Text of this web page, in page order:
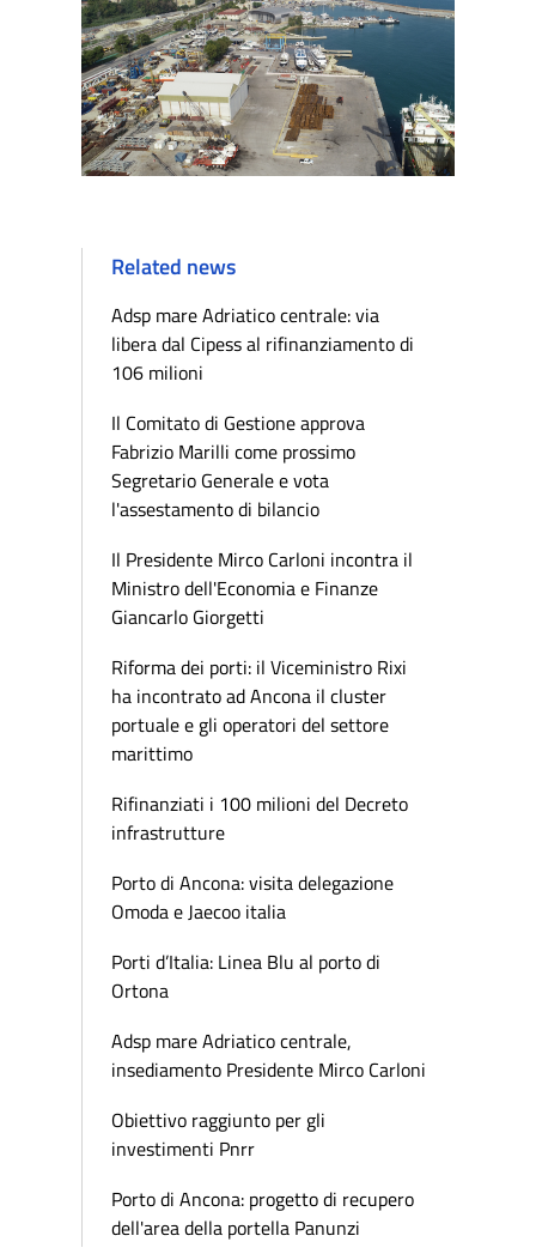
Related news
Adsp mare Adriatico centrale: via
libera dal Cipess al rifinanziamento di
106 milioni
Il Comitato di Gestione approva
Fabrizio Marilli come prossimo
Segretario Generale e vota
l'assestamento di bilancio
Il Presidente Mirco Carloni incontra il
Ministro dell'Economia e Finanze
Giancarlo Giorgetti
Riforma dei porti: il Viceministro Rixi
ha incontrato ad Ancona il cluster
portuale e gli operatori del settore
marittimo
Rifinanziati i 100 milioni del Decreto
infrastrutture
Porto di Ancona: visita delegazione
Omoda e Jaecoo italia
Porti d’Italia: Linea Blu al porto di
Ortona
Adsp mare Adriatico centrale,
insediamento Presidente Mirco Carloni
Obiettivo raggiunto per gli
investimenti Pnrr
Porto di Ancona: progetto di recupero
dell'area della portella Panunzi